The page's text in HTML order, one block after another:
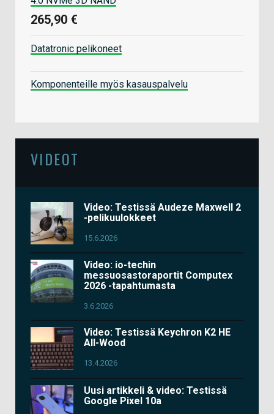
265,90 €
Datatronic pelikoneet
Komponenteille myös kasauspalvelu
VIDEOT
Video: Testissä Audeze Maxwell 2
-pelikuulokkeet
15.6.2026
Video: io-techin
messuosastoraportit Computex
2026 -tapahtumasta
3.6.2026
Video: Testissä Keychron K2 HE
All-Wood
13.4.2026
Uusi artikkeli & video: Testissä
Google Pixel 10a